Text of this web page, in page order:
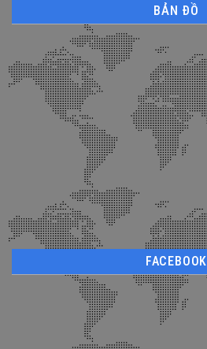
BẢN ĐỒ
FACEBOOK